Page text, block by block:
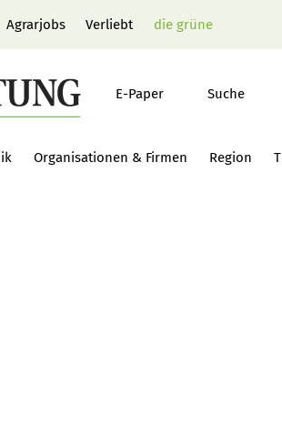
Agrarjobs Verliebt die grüne
E-Paper Suche
Organisationen & Firmen Region